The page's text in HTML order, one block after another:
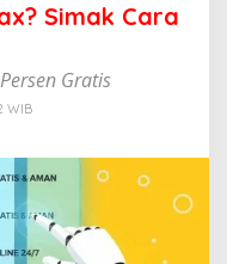
Simak Cara
Gratis
WIB